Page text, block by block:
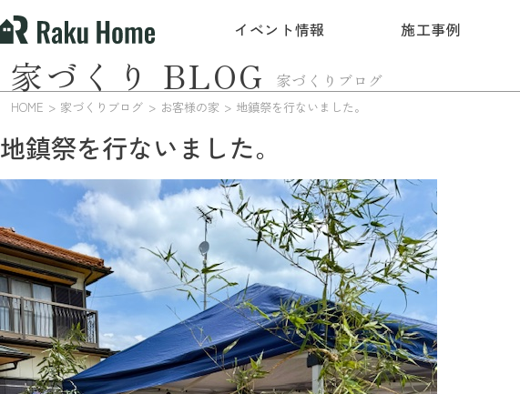
イベント情報 施工事例
家づくりブログ
家づくり BLOG
HOME 家づくりブログ お客様の家 地鎮祭を行ないました。
地鎮祭を行ないました。